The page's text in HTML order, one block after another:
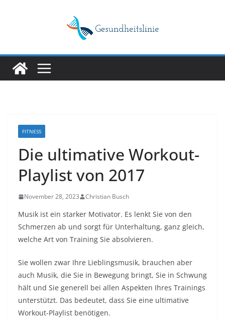
FITNESS
Die ultimative Workout-
Playlist von 2017
November 28, 2023 Christian Busch
Musik ist ein starker Motivator. Es lenkt Sie von den
Schmerzen ab und sorgt für Unterhaltung, ganz gleich,
welche Art von Training Sie absolvieren.
Sie wollen zwar Ihre Lieblingsmusik, brauchen aber
auch Musik, die Sie in Bewegung bringt, Sie in Schwung
hält und Sie generell bei allen Aspekten Ihres Trainings
unterstützt. Das bedeutet, dass Sie eine ultimative
Workout-Playlist benötigen.